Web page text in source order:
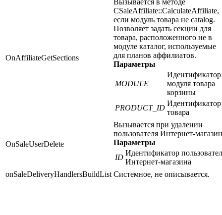
OnAffiliateGetSections
CSaleAffiliate::CalculateAffiliate,
если модуль товара не catalog.
Позволяет задать секции для
товара, расположенного не в
модуле каталог, используемые
для планов аффилиатов.
Параметры
MODULE
Идентификатор
модуля товара
корзины
PRODUCT_ID
Идентификатор
товара
OnSaleUserDelete
Вызывается при удалении
пользователя Интернет-
Параметры
ID
Идентификатор
Интернет-магазина
onSaleDeliveryHandlersBuildList Системное, не описывается.